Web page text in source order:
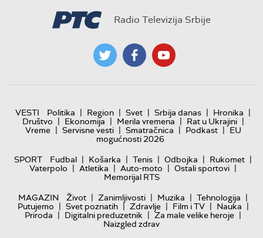
Radio Televizija Srbije
VESTI Politika | Region | Svet | Srbija danas | Hronika |
Društvo | Ekonomija | Merila vremena | Rat u Ukrajini |
Vreme | Servisne vesti | Smatračnica | Podkast | EU
mogućnosti 2026
SPORT
Fudbal | Košarka | Tenis | Odbojka | Rukomet |
Vaterpolo | Atletika | Auto-moto | Ostali sportovi |
Memorijal RTS
MAGAZIN
Život | Zanimljivosti | Muzika | Tehnologija |
Putujemo | Svet poznatih | Zdravlje | Film i TV | Nauka |
Priroda | Digitalni preduzetnik | Za male velike heroje |
Naizgled zdrav